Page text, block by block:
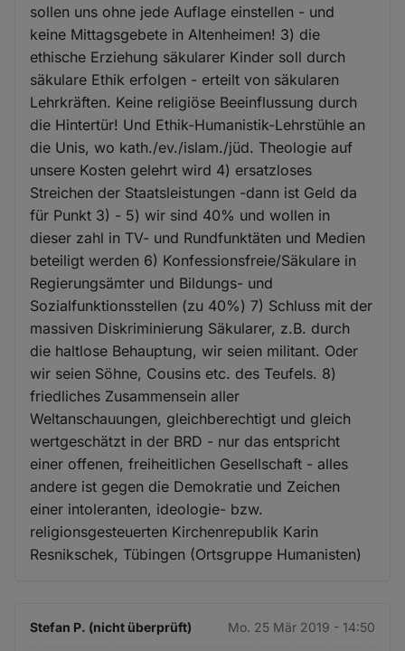
sollen uns ohne jede Auflage einstellen - und
keine Mittagsgebete in Altenheimen! 3) die
ethische Erziehung säkularer Kinder soll durch
säkulare Ethik erfolgen - erteilt von säkularen
Lehrkräften. Keine religiöse Beeinflussung durch
die Hintertür! Und Ethik-Humanistik-Lehrstühle an
die Unis, wo kath./ev./islam./jüd. Theologie auf
unsere Kosten gelehrt wird 4) ersatzloses
Streichen der Staatsleistungen -dann ist Geld da
für Punkt 3) - 5) wir sind 40% und wollen in
dieser zahl in TV- und Rundfunktäten und Medien
beteiligt werden 6) Konfessionsfreie/Säkulare in
Regierungsämter und Bildungs- und
Sozialfunktionsstellen (zu 40%) 7) Schluss mit der
massiven Diskriminierung Säkularer, z.B. durch
die haltlose Behauptung, wir seien militant. Oder
wir seien Söhne, Cousins etc. des Teufels. 8)
friedliches Zusammensein aller
Weltanschauungen, gleichberechtigt und gleich
wertgeschätzt in der BRD - nur das entspricht
einer offenen, freiheitlichen Gesellschaft - alles
andere ist gegen die Demokratie und Zeichen
einer intoleranten, ideologie- bzw.
religionsgesteuerten Kirchenrepublik Karin
Resnikschek, Tübingen (Ortsgruppe Humanisten)
Stefan P. (nicht überprüft) Mo. 25 Mär 2019 - 14:50